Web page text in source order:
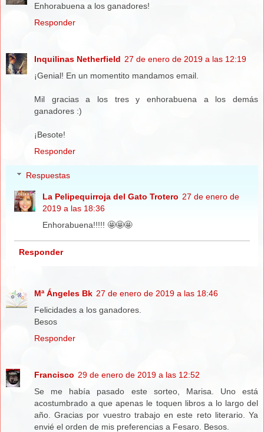
Enhorabuena a los ganadores!
Responder
Inquilinas Netherfield 27 de enero de 2019 a las 12:19
¡Genial! En un momentito mandamos email.
Mil gracias a los tres y enhorabuena a los demás
ganadores :)
¡Besote!
Responder
Respuestas
La Pelipequirroja del Gato Trotero 27 de enero de
2019 a las 18:36
Enhorabuena!!!!! 🤩🤩🤩
Responder
Mª Ángeles Bk 27 de enero de 2019 a las 18:46
Felicidades a los ganadores.
Besos
Responder
Francisco 29 de enero de 2019 a las 12:52
Se me había pasado este sorteo, Marisa. Uno está
acostumbrado a que apenas le toquen libros a lo largo del
año. Gracias por vuestro trabajo en este reto literario. Ya
envié el orden de mis preferencias a Fesaro. Besos.